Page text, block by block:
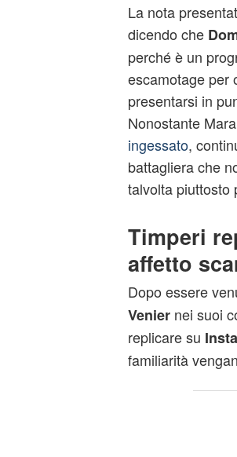
La nota
dicendo che
perché è un
escamotage per
presentarsi in
Nonostante
ingessato,
battagliera che
talvolta piuttosto
Timperi
affetto
Dopo essere
Veniernei suoi
replicare su
familiarità